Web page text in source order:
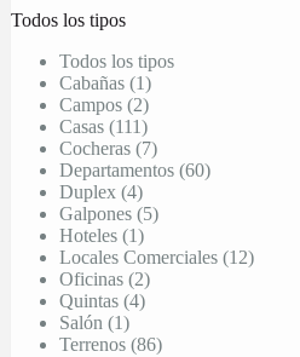
Todos los tipos
Todos los tipos
Cabañas (1)
Campos (2)
Casas (111)
Cocheras (7)
Departamentos (60)
Duplex (4)
Galpones (5)
Hoteles (1)
Locales Comerciales (12)
Oficinas (2)
Quintas (4)
Salón (1)
Terrenos (86)